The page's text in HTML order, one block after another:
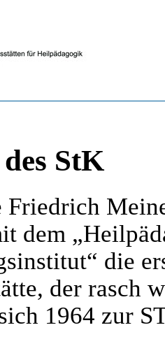
StK
Friedrich
dem
die
der rasch
1964 zur